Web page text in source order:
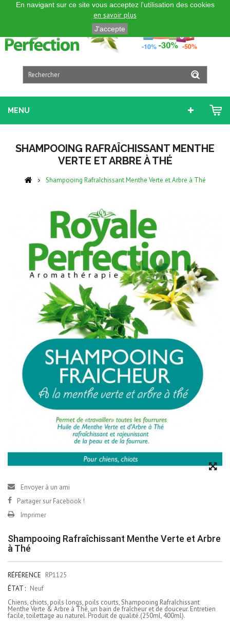
FRANÇAIS
MENU
SHAMPOOING RAFRAÎCHISSANT MENTHE
VERTE ET ARBRE À THÉ
Shampooing Rafraîchissant Menthe Verte et Arbre à Thé
Envoyer à un ami
Partager sur Facebook !
Imprimer
Shampooing Rafraîchissant Menthe Verte et Arbre
à Thé
RÉFÉRENCE RP1125
ÉTAT : Neuf
Chiens, chiots, poils longs, poils courts, Shampooing Rafraîchissant
Menthe Verte & Arbre à Thé, un bain de fraîcheur et de douceur. Entretien
facile, toilettage au naturel. Produit de qualité.(250ml, 400ml).
En navigant sur ce site vous acceptez l'utilisation des cookies
en savoir plus
J'accepte